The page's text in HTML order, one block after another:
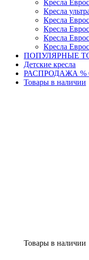
Кресла
Кресла
Кресла
Кресла
Кресла
Кресла
ПОПУЛЯРНЫЕ
Детские кресла
РАСПРОДАЖА %
Товары в наличии
Товары в наличии